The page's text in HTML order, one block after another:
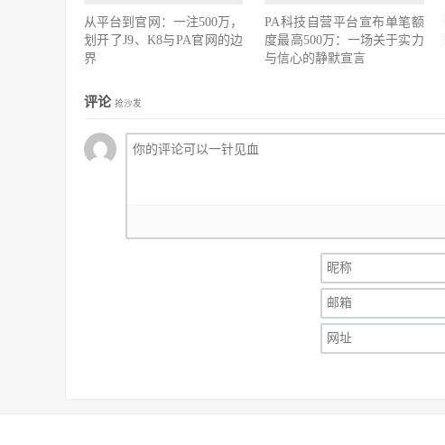
从平台到官网：一注500万，
划开了J9、K8与PA官网的边
界
PA科技自营平台宣布单笔额
度最高500万：一场关于实力
与信心的静默宣言
评论 抢沙发